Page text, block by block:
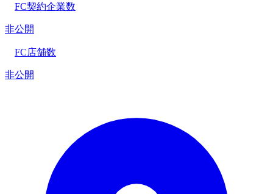
FC契約企業数
非公開
FC店舗数
非公開